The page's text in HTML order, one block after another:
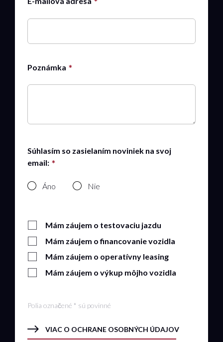
Poznámka
Súhlasím so zasielaním noviniek na svoj
email:
Áno Nie
Mám záujem o testovaciu jazdu
Mám záujem o financovanie vozidla
Mám záujem o operatívny leasing
Mám záujem o výkup môjho vozidla
Polia označené * sú povinné
VIAC O OCHRANE OSOBNÝCH ÚDAJOV